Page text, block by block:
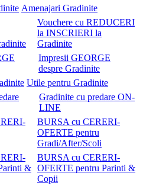
Amenajari Gradinite
Vouchere cu REDUCERI
la INSCRIERI la
Gradinite
Impresii GEORGE
despre Gradinite
Utile pentru Gradinite
Gradinite cu predare ON-
LINE
BURSA cu CERERI-
OFERTE pentru
Gradi/After/Scoli
BURSA cu CERERI-
OFERTE pentru Parinti &
Copii